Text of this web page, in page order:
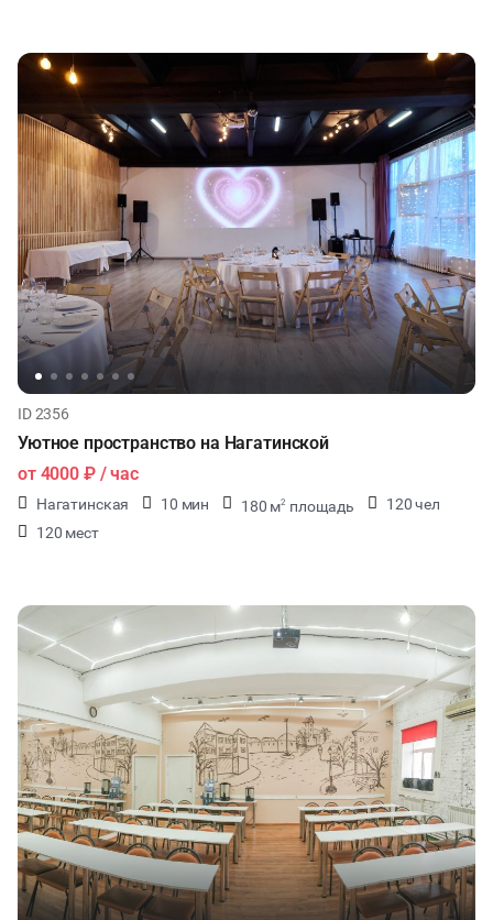
ID 2356
Уютное пространство на Нагатинской
от 4000 ₽/ час
Нагатинская 10 мин 180 м2 площадь
120 чел
120 мест